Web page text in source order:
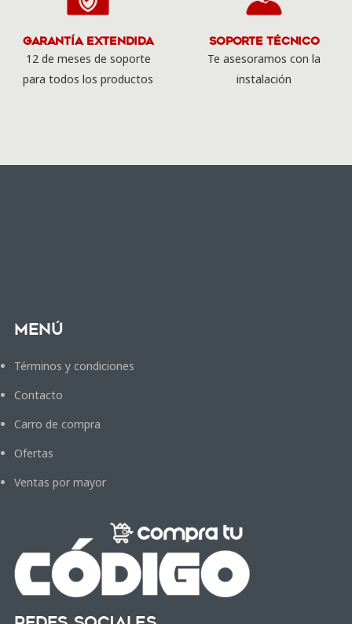
Garantía Extendida
12 de meses de soporte
para todos los productos
Soporte Técnico
Te asesoramos con la
instalación
Menú
Términos y condiciones
Contacto
Carro de compra
Ofertas
Ventas por mayor